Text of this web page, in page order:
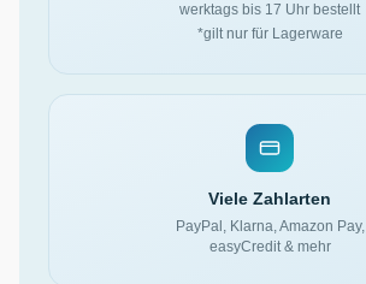
werktags bis 17 Uhr bestellt
*gilt nur für Lagerware
Viele Zahlarten
PayPal, Klarna, Amazon Pay,
easyCredit & mehr